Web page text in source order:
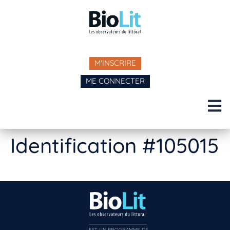
M'INSCRIRE
ME CONNECTER
Identification #105015